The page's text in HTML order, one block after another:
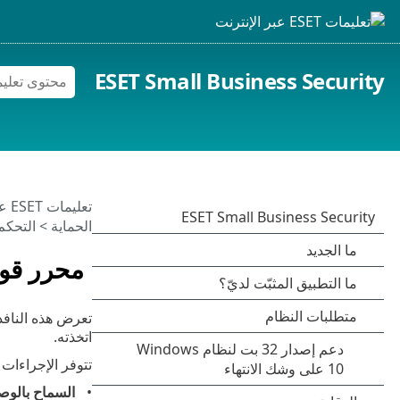
ESET Small Business Security
محرر
تعليمات ESET عبر الإنترنت
الحماية >
تعرض هذه
اتخذته.
تتوفر الإجراءات
السماح